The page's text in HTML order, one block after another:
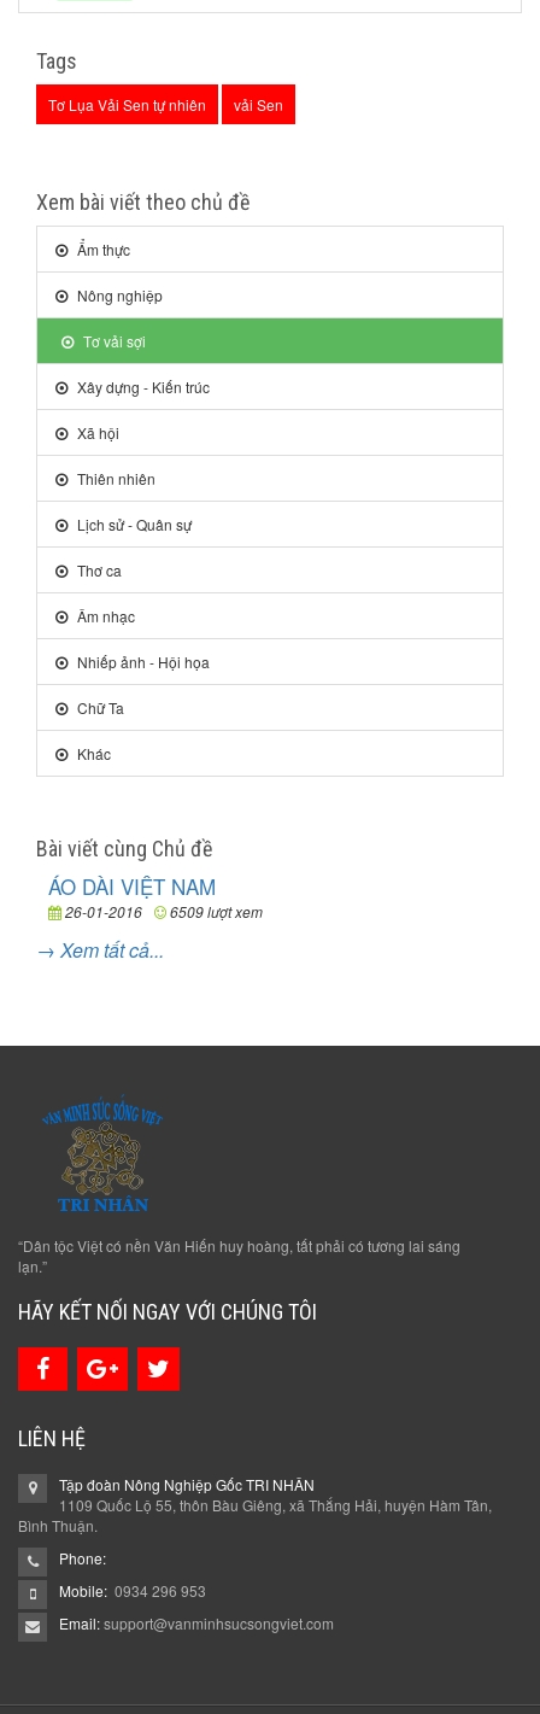
Tags
Tơ Lụa Vải Sen tự nhiên vải Sen
Xem bài viết theo chủ đề
Ẩm thực
Nông nghiệp
Tơ vải sợi
Xây dựng - Kiến trúc
Xã hội
Thiên nhiên
Lịch sử - Quân sự
Thơ ca
Âm nhạc
Nhiếp ảnh - Hội họa
Chữ Ta
Khác
Bài viết cùng Chủ đề
ÁO DÀI VIỆT NAM
26-01-2016 6509 lượt xem
→ Xem tất cả...
“Dân tộc Việt có nền Văn Hiến huy hoàng, tất phải có tương lai sáng
lạn.”
HÃY KẾT NỐI NGAY VỚI CHÚNG TÔI
LIÊN HỆ
Tập đoàn Nông Nghiệp Gốc TRI NHÂN
1109 Quốc Lộ 55, thôn Bàu Giêng, xã Thắng Hải, huyện Hàm Tân,
Bình Thuận.
Phone:
Mobile: 0934 296 953
Email:support@vanminhsucsongviet.com